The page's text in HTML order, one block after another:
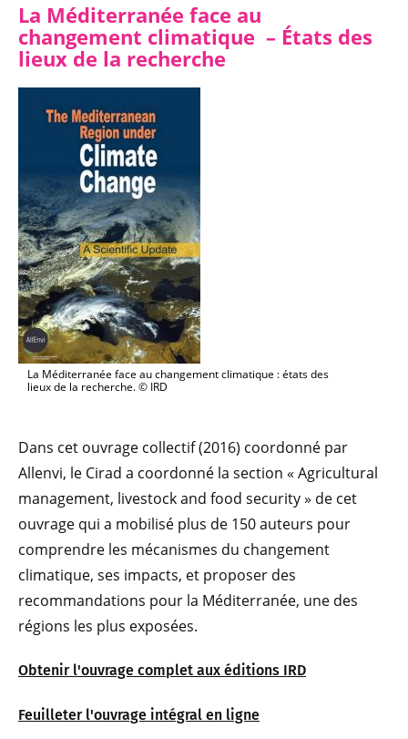
La Méditerranée face au
changement climatique – États des
lieux de la recherche
La Méditerranée face au changement climatique : états des
lieux de la recherche. © IRD
Dans cet ouvrage collectif (2016) coordonné par
Allenvi, le Cirad a coordonné la section « Agricultural
management, livestock and food security » de cet
ouvrage qui a mobilisé plus de 150 auteurs pour
comprendre les mécanismes du changement
climatique, ses impacts, et proposer des
recommandations pour la Méditerranée, une des
régions les plus exposées.
Obtenir l'ouvrage complet aux éditions IRD
Feuilleter l'ouvrage intégral en ligne